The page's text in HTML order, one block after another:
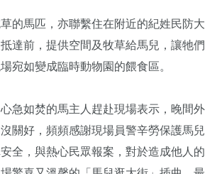
的馬匹，亦聯繫住在附近的紀姓民防大
達前，提供空間及牧草給馬兒，讓牠們
宛如變成臨時動物園的餵食區。
急如焚的馬主人趕赴現場表示，晚間外
關好，頻頻感謝現場員警辛勞保護馬兒
全，與熱心民眾報案，對於造成他人的